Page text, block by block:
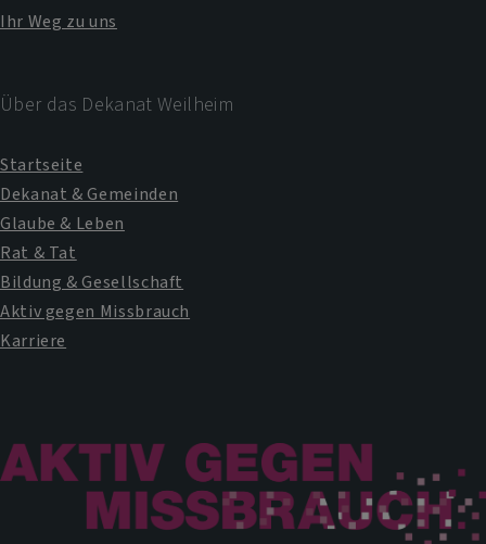
Ihr Weg zu uns
Über das Dekanat Weilheim
Startseite
Dekanat & Gemeinden
Glaube & Leben
Rat & Tat
Bildung & Gesellschaft
Aktiv gegen Missbrauch
Karriere